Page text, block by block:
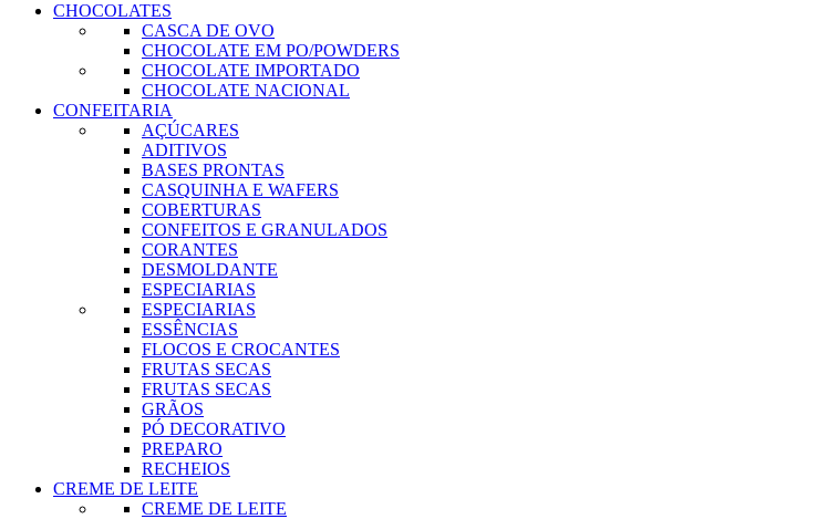
CHOCOLATES
CASCA DE OVO
CHOCOLATE EM PO/POWDERS
CHOCOLATE IMPORTADO
CHOCOLATE NACIONAL
CONFEITARIA
AÇÚCARES
ADITIVOS
BASES PRONTAS
CASQUINHA E WAFERS
COBERTURAS
CONFEITOS E GRANULADOS
CORANTES
DESMOLDANTE
ESPECIARIAS
ESPECIARIAS
ESSÊNCIAS
FLOCOS E CROCANTES
FRUTAS SECAS
FRUTAS SECAS
GRÃOS
PÓ DECORATIVO
PREPARO
RECHEIOS
CREME DE LEITE
CREME DE LEITE